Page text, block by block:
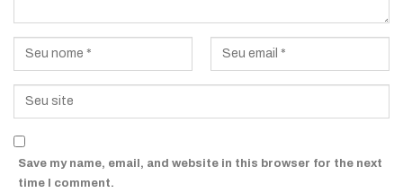
Save my name, email, and website in this browser for the next
time I comment.